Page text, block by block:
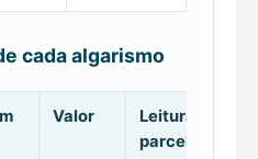
cada algarismo
Valor
Leitura da
parcela